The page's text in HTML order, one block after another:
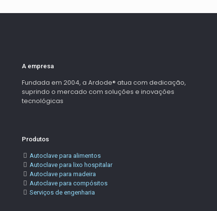
A empresa
Fundada em 2004, a Ardode® atua com dedicação,
suprindo o mercado com soluções e inovações
tecnológicas
Produtos
Autoclave para alimentos
Autoclave para lixo hospitalar
Autoclave para madeira
Autoclave para compósitos
Serviços de engenharia